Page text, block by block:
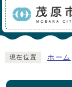
現在位置 ホーム